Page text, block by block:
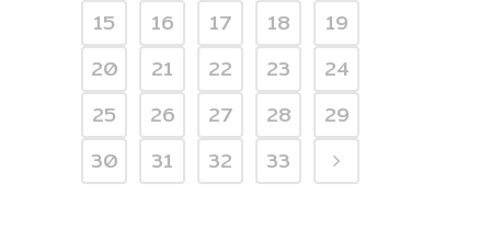
15
16 17 18
19
20
21 22 23
24
25
26 27 28
29
30
31 32 33